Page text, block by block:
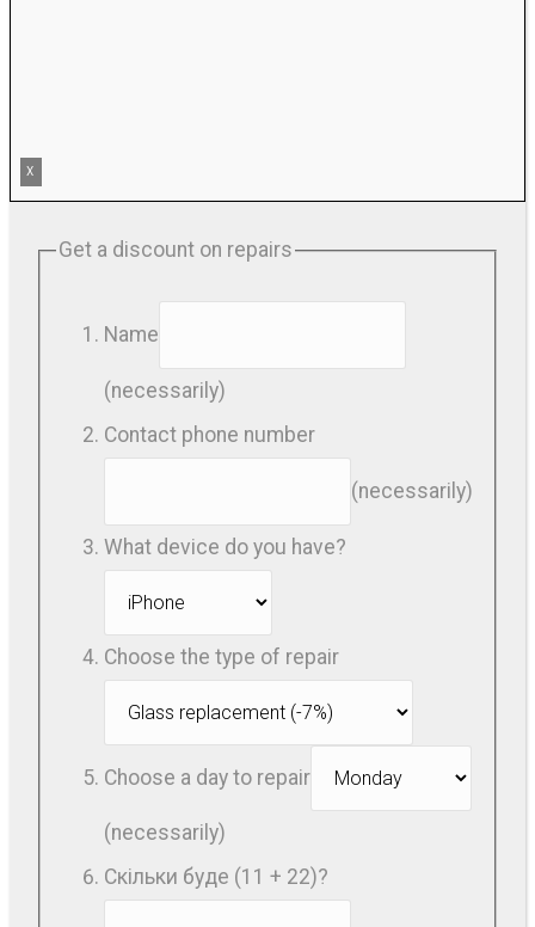
X
Get a discount on repairs
Name
(necessarily)
Contact phone number
(necessarily)
What device do you have?
Choose the type of repair
Choose a day to repair
(necessarily)
Скільки буде (11 + 22)?